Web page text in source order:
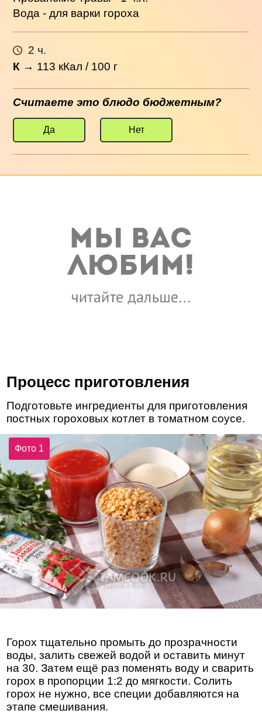
Вода - для варки гороха
2 ч.
К → 113 кКал / 100 г
Считаете это блюдо бюджетным?
Да Нет
Процесс приготовления
Подготовьте ингредиенты для приготовления
постных гороховых котлет в томатном соусе.
Фото 1
Горох тщательно промыть до прозрачности
воды, залить свежей водой и оставить минут
на 30. Затем ещё раз поменять воду и сварить
горох в пропорции 1:2 до мягкости. Солить
горох не нужно, все специи добавляются на
этапе смешивания.